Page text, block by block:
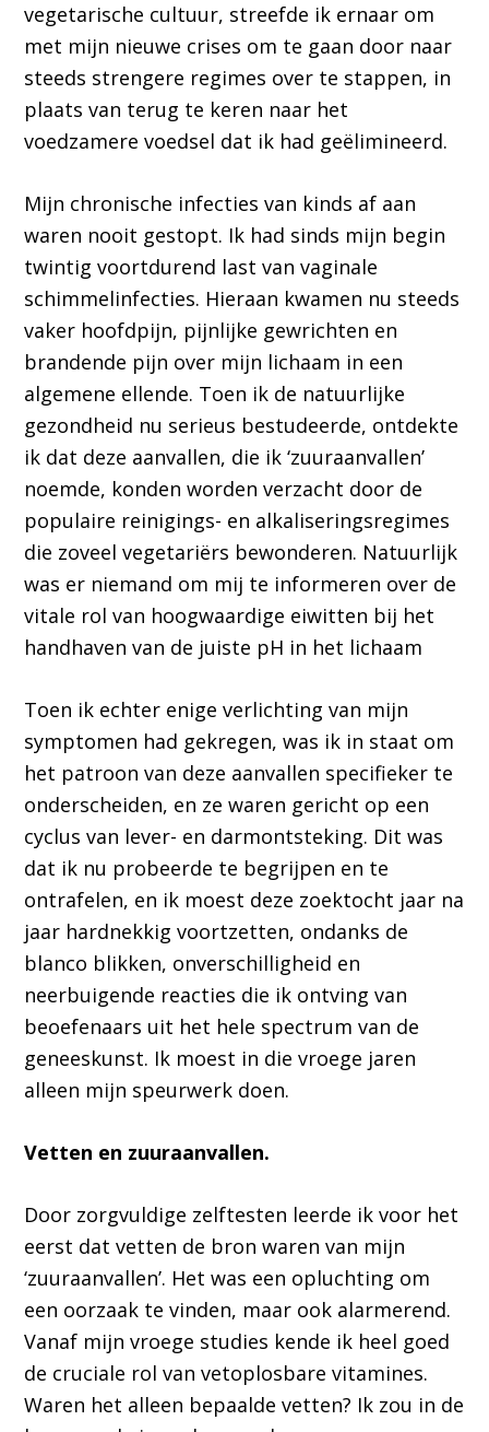
vegetarische cultuur, streefde ik ernaar om
met mijn nieuwe crises om te gaan door naar
steeds strengere regimes over te stappen, in
plaats van terug te keren naar het
voedzamere voedsel dat ik had geëlimineerd.
Mijn chronische infecties van kinds af aan
waren nooit gestopt. Ik had sinds mijn begin
twintig voortdurend last van vaginale
schimmelinfecties. Hieraan kwamen nu steeds
vaker hoofdpijn, pijnlijke gewrichten en
brandende pijn over mijn lichaam in een
algemene ellende. Toen ik de natuurlijke
gezondheid nu serieus bestudeerde, ontdekte
ik dat deze aanvallen, die ik ‘zuuraanvallen’
noemde, konden worden verzacht door de
populaire reinigings- en alkaliseringsregimes
die zoveel vegetariërs bewonderen. Natuurlijk
was er niemand om mij te informeren over de
vitale rol van hoogwaardige eiwitten bij het
handhaven van de juiste pH in het lichaam
Toen ik echter enige verlichting van mijn
symptomen had gekregen, was ik in staat om
het patroon van deze aanvallen specifieker te
onderscheiden, en ze waren gericht op een
cyclus van lever- en darmontsteking. Dit was
dat ik nu probeerde te begrijpen en te
ontrafelen, en ik moest deze zoektocht jaar na
jaar hardnekkig voortzetten, ondanks de
blanco blikken, onverschilligheid en
neerbuigende reacties die ik ontving van
beoefenaars uit het hele spectrum van de
geneeskunst. Ik moest in die vroege jaren
alleen mijn speurwerk doen.
Vetten en zuuraanvallen.
Door zorgvuldige zelftesten leerde ik voor het
eerst dat vetten de bron waren van mijn
‘zuuraanvallen’. Het was een opluchting om
een oorzaak te vinden, maar ook alarmerend.
Vanaf mijn vroege studies kende ik heel goed
de cruciale rol van vetoplosbare vitamines.
Waren het alleen bepaalde vetten? Ik zou in de